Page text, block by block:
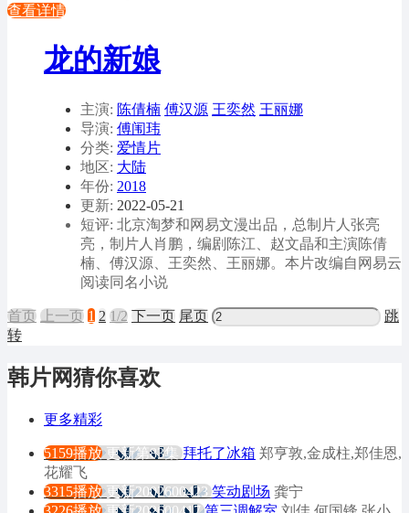
查看详情
龙的新娘
主演: 陈倩楠 傅汉源 王奕然 王丽娜
导演: 傅闱玮
分类: 爱情片
地区: 大陆
年份: 2018
更新: 2022-05-21
短评: 北京淘梦和网易文漫出品，总制片人张亮
亮，制片人肖鹏，编剧陈江、赵文晶和主演陈倩
楠、傅汉源、王奕然、王丽娜。本片改编自网易云
阅读同名小说
首页 上一页 1 2 1/2 下一页 尾页
跳
转
韩片网猜你喜欢
更多精彩
5159播放 更新第83集 拜托了冰箱 郑亨敦,金成柱,郑佳恩,
花耀飞
3315播放 更新2002600423 笑动剧场 龚宁